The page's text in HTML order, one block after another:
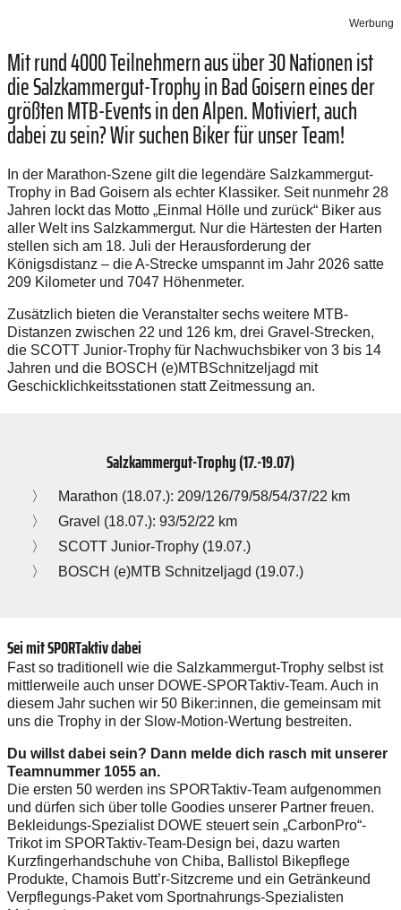
Werbung
Mit rund 4000 Teilnehmern aus über 30 Nationen ist
die Salzkammergut-Trophy in Bad Goisern eines der
größten MTB-Events in den Alpen. Motiviert, auch
dabei zu sein? Wir suchen Biker für unser Team!
In der Marathon-Szene gilt die legendäre Salzkammergut-
Trophy in Bad Goisern als echter Klassiker. Seit nunmehr 28
Jahren lockt das Motto „Einmal Hölle und zurück“ Biker aus
aller Welt ins Salzkammergut. Nur die Härtesten der Harten
stellen sich am 18. Juli der Herausforderung der
Königsdistanz – die A-Strecke umspannt im Jahr 2026 satte
209 Kilometer und 7047 Höhenmeter.
Zusätzlich bieten die Veranstalter sechs weitere MTB-
Distanzen zwischen 22 und 126 km, drei Gravel-Strecken,
die SCOTT Junior-Trophy für Nachwuchsbiker von 3 bis 14
Jahren und die BOSCH (e)MTBSchnitzeljagd mit
Geschicklichkeitsstationen statt Zeitmessung an.
Salzkammergut-Trophy (17.-19.07)
Marathon (18.07.): 209/126/79/58/54/37/22 km
Gravel (18.07.): 93/52/22 km
SCOTT Junior-Trophy (19.07.)
BOSCH (e)MTB Schnitzeljagd (19.07.)
Sei mit SPORTaktiv dabei
Fast so traditionell wie die Salzkammergut-Trophy selbst ist
mittlerweile auch unser DOWE-SPORTaktiv-Team. Auch in
diesem Jahr suchen wir 50 Biker:innen, die gemeinsam mit
uns die Trophy in der Slow-Motion-Wertung bestreiten.
Du willst dabei sein? Dann melde dich rasch mit unserer
Teamnummer 1055 an.
Die ersten 50 werden ins SPORTaktiv-Team aufgenommen
und dürfen sich über tolle Goodies unserer Partner freuen.
Bekleidungs-Spezialist DOWE steuert sein „CarbonPro“-
Trikot im SPORTaktiv-Team-Design bei, dazu warten
Kurzfingerhandschuhe von Chiba, Ballistol Bikepflege
Produkte, Chamois Butt’r-Sitzcreme und ein Getränkeund
Verpflegungs-Paket vom Sportnahrungs-Spezialisten